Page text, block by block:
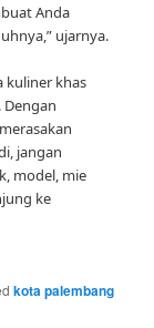
Anda
ujarnya.
kuliner khas
jangan
model, mie
ke
kota palembang